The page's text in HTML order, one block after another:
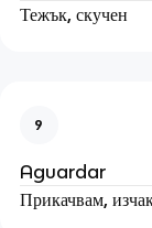
Тежък, скучен
9
Aguardar
Прикачвам,